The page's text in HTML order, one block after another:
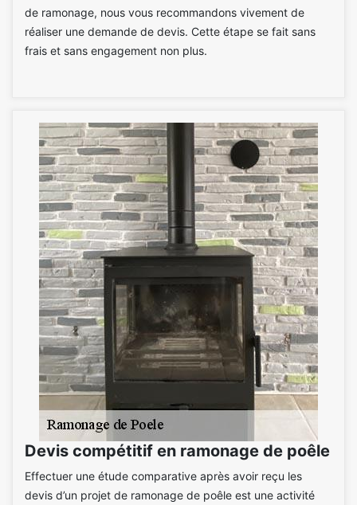
de ramonage, nous vous recommandons vivement de
réaliser une demande de devis. Cette étape se fait sans
frais et sans engagement non plus.
Devis compétitif en ramonage de poêle
Effectuer une étude comparative après avoir reçu les
devis d’un projet de ramonage de poêle est une activité